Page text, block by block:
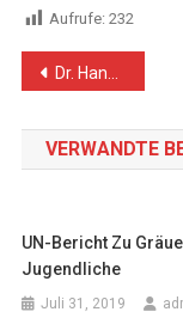
Aufrufe: 232
Dr. Hanan Ashrawi: Beispiele israelischer Rhetorik
VERWANDTE
UN-Bericht Zu
Jugendliche
Juli 31, 2019